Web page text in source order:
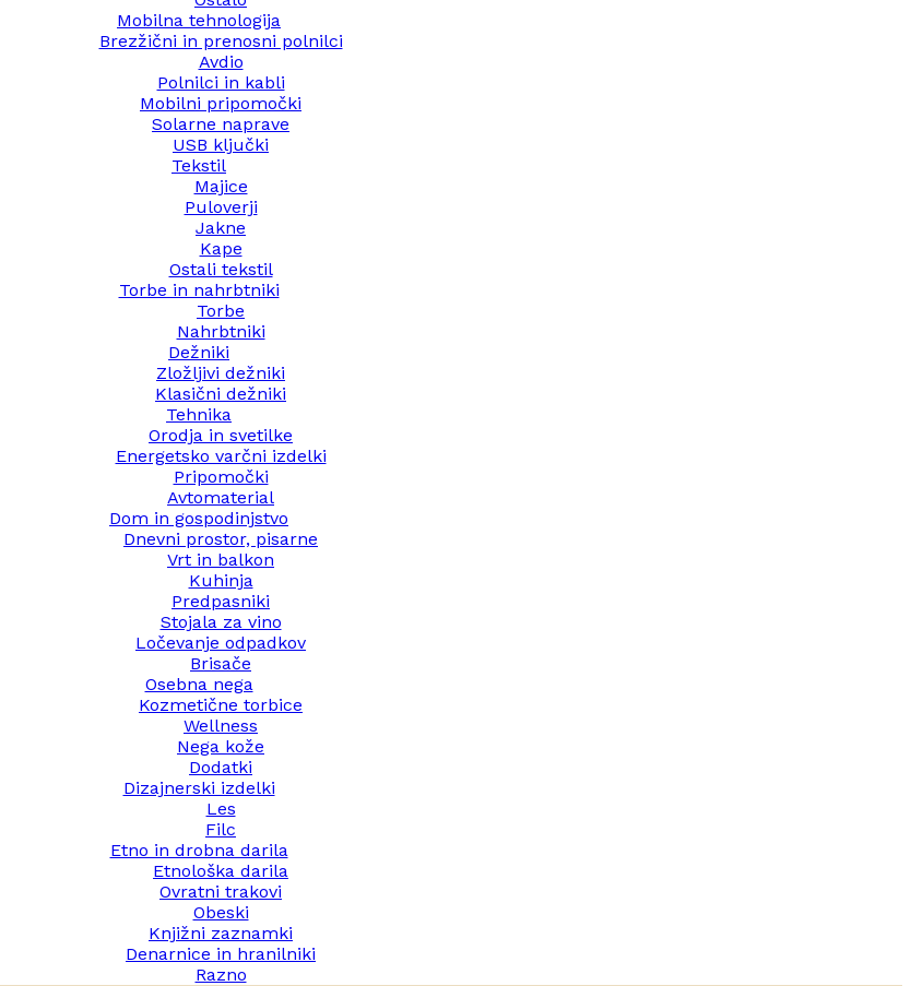
Mobilna tehnologija
Brezžični in prenosni polnilci
Avdio
Polnilci in kabli
Mobilni pripomočki
Solarne naprave
USB ključki
Tekstil
Majice
Puloverji
Jakne
Kape
Ostali tekstil
Torbe in nahrbtniki
Torbe
Nahrbtniki
Dežniki
Zložljivi dežniki
Klasični dežniki
Tehnika
Orodja in svetilke
Energetsko varčni izdelki
Pripomočki
Avtomaterial
Dom in gospodinjstvo
Dnevni prostor, pisarne
Vrt in balkon
Kuhinja
Predpasniki
Stojala za vino
Ločevanje odpadkov
Brisače
Osebna nega
Kozmetične torbice
Wellness
Nega kože
Dodatki
Dizajnerski izdelki
Les
Filc
Etno in drobna darila
Etnološka darila
Ovratni trakovi
Obeski
Knjižni zaznamki
Denarnice in hranilniki
Razno